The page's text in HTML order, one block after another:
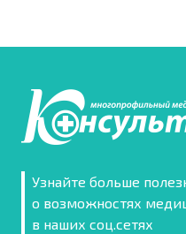
Узнайте больше
о возможностях
в наших соц.сетях